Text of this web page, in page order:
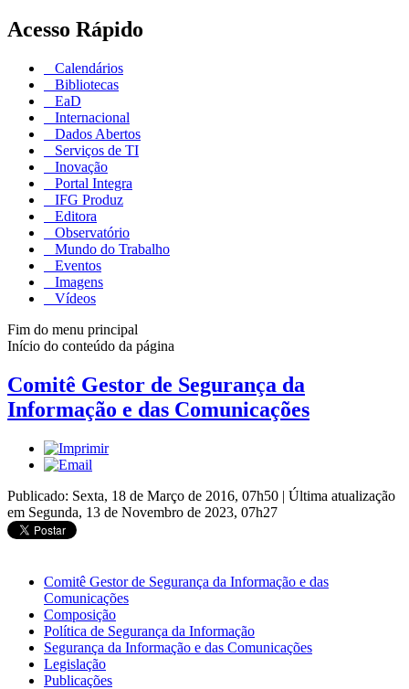
Acesso Rápido
Calendários
Bibliotecas
EaD
Internacional
Dados Abertos
Serviços de TI
Inovação
Portal Integra
IFG Produz
Editora
Observatório
Mundo do Trabalho
Eventos
Imagens
Vídeos
Fim do menu principal
Início do conteúdo da página
Comitê Gestor de Segurança da
Informação e das Comunicações
Publicado: Sexta, 18 de Março de 2016, 07h50 | Última atualização
em Segunda, 13 de Novembro de 2023, 07h27
Comitê Gestor de Segurança da Informação e das
Comunicações
Composição
Política de Segurança da Informação
Segurança da Informação e das Comunicações
Legislação
Publicações